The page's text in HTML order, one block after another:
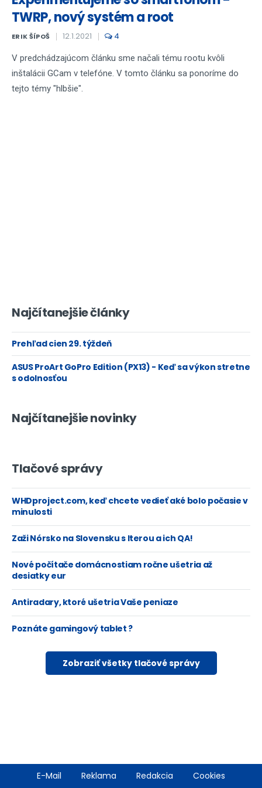
TWRP, nový systém a root
ERIK ŠÍPOŠ 12.1.2021 4
V predchádzajúcom článku sme načali tému rootu kvôli
inštalácii GCam v telefóne. V tomto článku sa ponoríme do
tejto témy "hlbšie".
Najčítanejšie články
Prehľad cien 29. týždeň
ASUS ProArt GoPro Edition (PX13) - Keď sa výkon stretne
s odolnosťou
Najčítanejšie novinky
Tlačové správy
WHDproject.com, keď chcete vedieť aké bolo počasie v
minulosti
Zaži Nórsko na Slovensku s Iterou a ich QA!
Nové počítače domácnostiam ročne ušetria až
desiatky eur
Antiradary, ktoré ušetria Vaše peniaze
Poznáte gamingový tablet ?
Zobraziť všetky tlačové správy
FooterE-Mail Reklama Redakcia Cookies